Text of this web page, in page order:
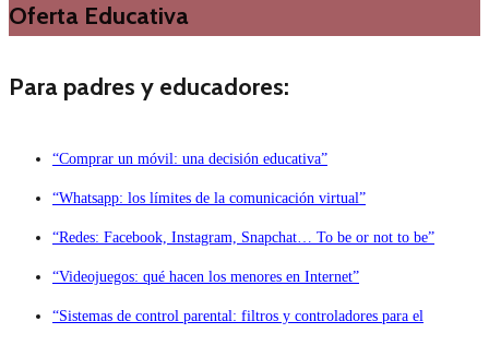
Oferta Educativa
Para padres y educadores:
“Comprar un móvil: una decisión educativa”
“Whatsapp: los límites de la comunicación virtual”
“Redes: Facebook, Instagram, Snapchat… To be or not to be”
“Videojuegos: qué hacen los menores en Internet”
“Sistemas de control parental: filtros y controladores para el